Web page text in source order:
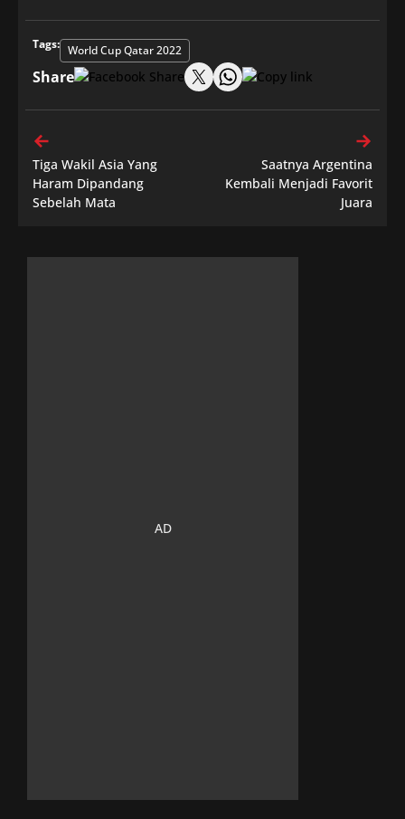
Tags: World Cup Qatar 2022
Share
Tiga Wakil Asia Yang
Haram Dipandang
Sebelah Mata
Saatnya Argentina
Kembali Menjadi Favorit
Juara